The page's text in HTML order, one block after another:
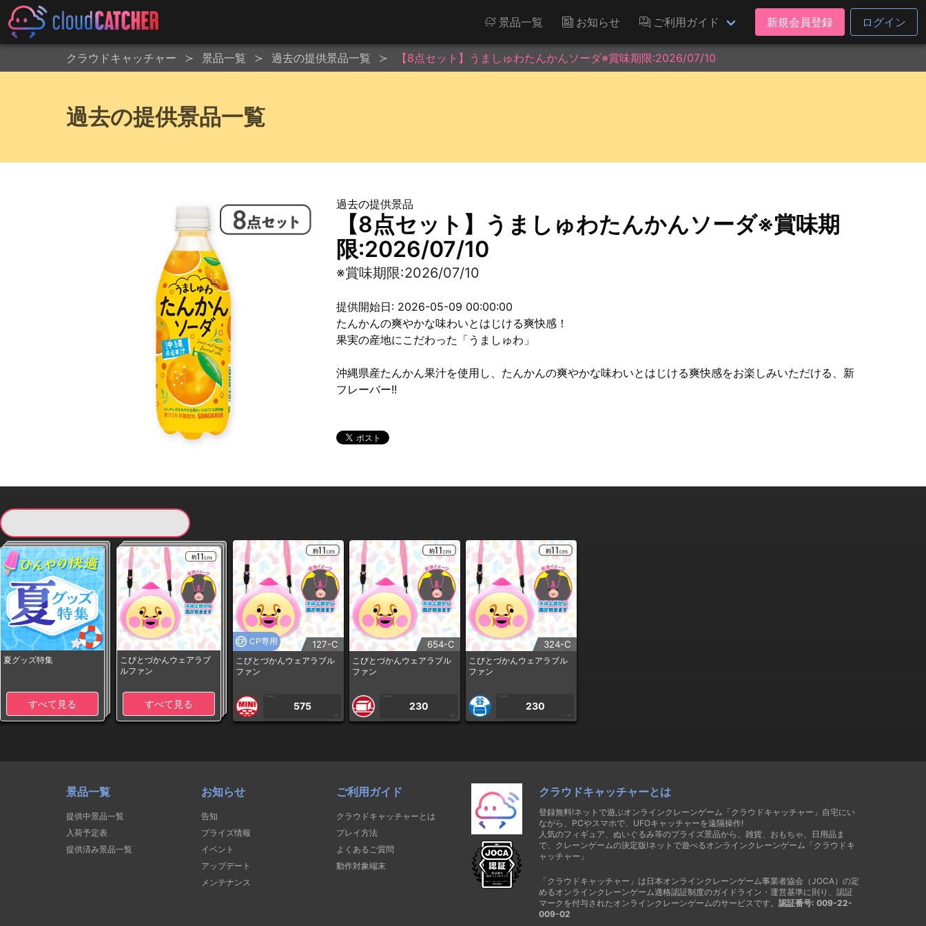
景品一覧 お知らせ ご利用ガイド 新規会員登録 ログイン
クラウドキャッチャー 景品一覧 過去の提供景品一覧 【8点セット】うましゅわたんかんソーダ※賞味期限:2026/07/10
過去の提供景品一覧
過去の提供景品
【8点セット】うましゅわたんかんソーダ※賞味期
限:2026/07/10
※賞味期限:2026/07/10
提供開始日: 2026-05-09 00:00:00
たんかんの爽やかな味わいとはじける爽快感！
果実の産地にこだわった「うましゅわ」
沖縄県産たんかん果汁を使用し、たんかんの爽やかな味わいとはじける爽快感をお楽しみいただける、新
フレーバー!!
夏グッズ特集
すべて見る
こびとづかんウェアラブ
ルファン
すべて見る
CP専用 127-C
こびとづかんウェアラブル
ファン
1PLAY
575
CP
654-C
こびとづかんウェアラブル
ファン
1PLAY
230
CP
324-C
こびとづかんウェアラブル
ファン
1PLAY
230
CP
景品一覧
提供中景品一覧
入荷予定表
提供済み景品一覧
お知らせ
告知
プライズ情報
イベント
アップデート
メンテナンス
ご利用ガイド
クラウドキャッチャーとは
プレイ方法
よくあるご質問
動作対象端末
クラウドキャッチャーとは
登録無料!ネットで遊ぶオンラインクレーンゲーム「クラウドキャッチャー」自宅にい
ながら、PCやスマホで、UFOキャッチャーを遠隔操作!
人気のフィギュア、ぬいぐるみ等のプライズ景品から、雑貨、おもちゃ、日用品ま
で、クレーンゲームの決定版!ネットで遊べるオンラインクレーンゲーム「クラウドキ
ャッチャー」
「クラウドキャッチャー」は日本オンラインクレーンゲーム事業者協会（JOCA）の定
めるオンラインクレーンゲーム適格認証制度のガイドライン・運営基準に則り、認証
マークを付与されたオンラインクレーンゲームのサービスです。 認証番号: 009-22-
009-02